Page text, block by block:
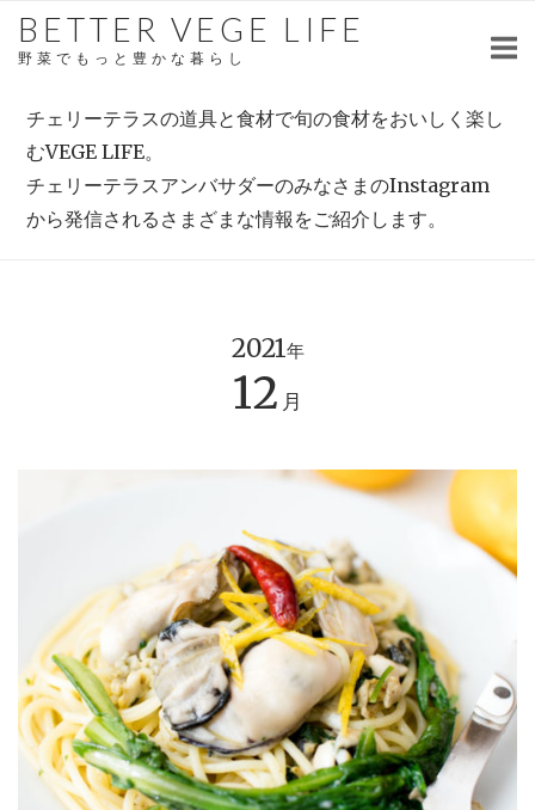
SkipBETTER VEGE LIFE
野菜でもっと豊かな暮らし
チェリーテラスの道具と食材で旬の食材をおいしく楽し
むVEGE LIFE。
チェリーテラスアンバサダーのみなさまのInstagram
から発信されるさまざまな情報をご紹介します。
2021年
12 月